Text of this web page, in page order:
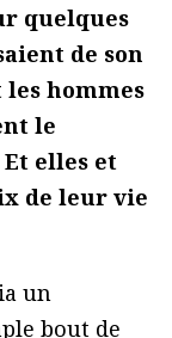
quelques
de son
hommes
le
elles et
de leur vie
un
bout de